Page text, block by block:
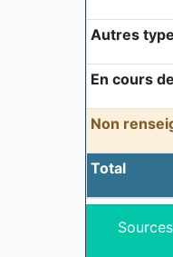
Autres
En cours
Non
Total